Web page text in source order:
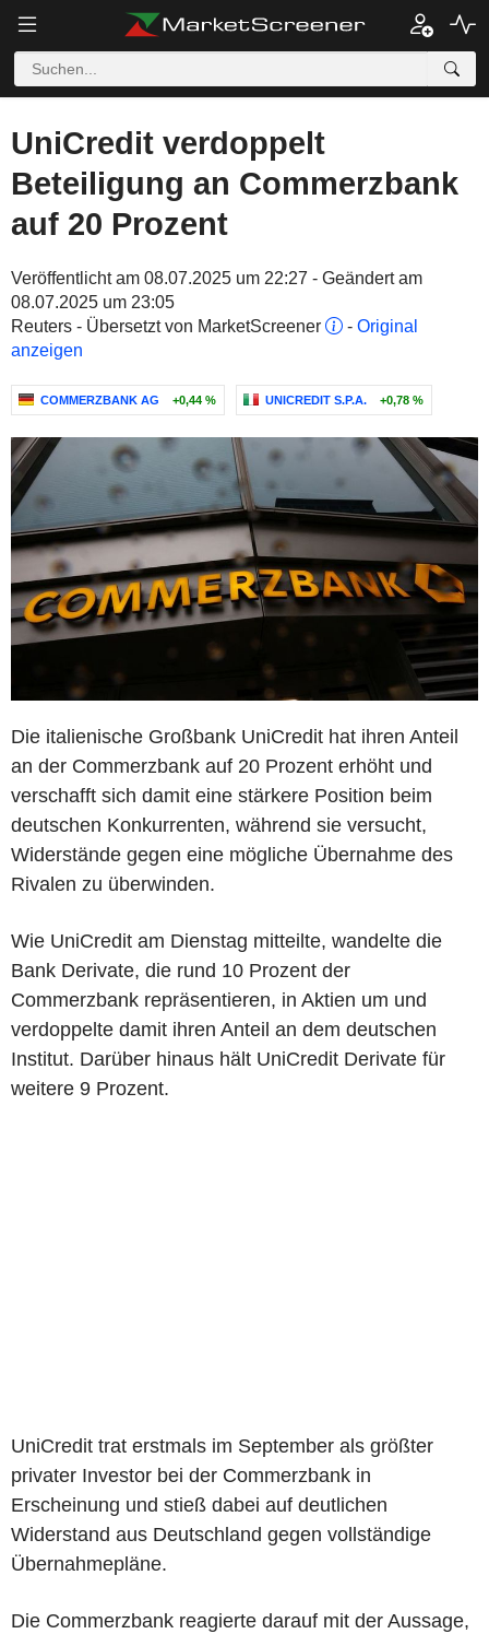
UniCredit verdoppelt
Beteiligung an Commerzbank
auf 20 Prozent
Veröffentlicht am 08.07.2025 um 22:27 - Geändert am
08.07.2025 um 23:05
Reuters - Übersetzt von MarketScreener
- Original
anzeigen
COMMERZBANK AG +0,44 % UNICREDIT S.P.A. +0,78 %
Die italienische Großbank UniCredit hat ihren Anteil
an der Commerzbank auf 20 Prozent erhöht und
verschafft sich damit eine stärkere Position beim
deutschen Konkurrenten, während sie versucht,
Widerstände gegen eine mögliche Übernahme des
Rivalen zu überwinden.
Wie UniCredit am Dienstag mitteilte, wandelte die
Bank Derivate, die rund 10 Prozent der
Commerzbank repräsentieren, in Aktien um und
verdoppelte damit ihren Anteil an dem deutschen
Institut. Darüber hinaus hält UniCredit Derivate für
weitere 9 Prozent.
UniCredit trat erstmals im September als größter
privater Investor bei der Commerzbank in
Erscheinung und stieß dabei auf deutlichen
Widerstand aus Deutschland gegen vollständige
Übernahmepläne.
Die Commerzbank reagierte darauf mit der Aussage,